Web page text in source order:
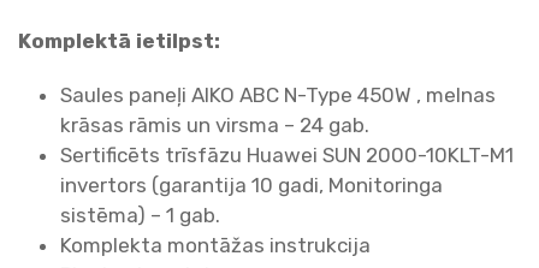
Komplektā ietilpst:
Saules paneļi AIKO ABC N-Type 450W , melnas
krāsas rāmis un virsma – 24 gab.
Sertificēts trīsfāzu Huawei SUN 2000-10KLT-M1
invertors (garantija 10 gadi, Monitoringa
sistēma) – 1 gab.
Komplekta montāžas instrukcija